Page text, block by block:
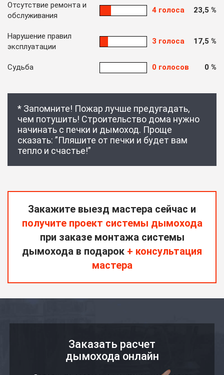
Отсутствие ремонта и
обслуживания
4 голоса 23,5 %
Нарушение правил
эксплуатации
3 голоса 17,5 %
Судьба 0 голосов 0 %
* Запомните! Пожар лучше предугадать,
чем потушить! Строительство дома нужно
начинать с печки и дымоход. Проще
сказать: ”Пляшите от печки и будет вам
тепло и счастье!”
Закажите выезд мастера сейчас и
получите проект системы дымохода
при заказе монтажа системы
дымохода в подарок + консультация
мастера
Заказать расчет
дымохода онлайн